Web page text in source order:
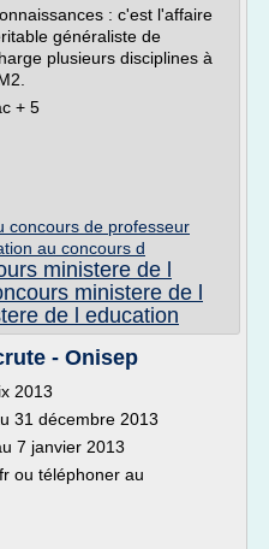
: c'est l'affaire
généraliste de
plusieurs disciplines à
+ 5
concours de professeur
au concours d
ministere de l
ministere de l
de l education
- Onisep
2013
31 décembre 2013
7 janvier 2013
ou téléphoner au